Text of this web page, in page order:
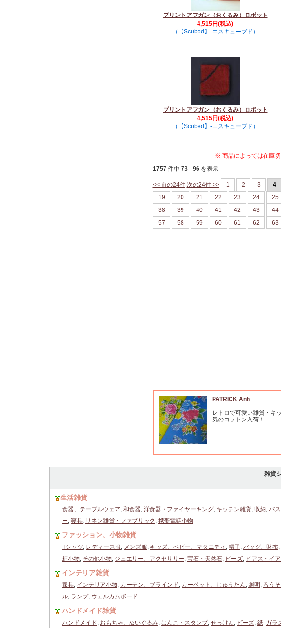
プリントアフガン（おくるみ）ロボット
4,515円(税込)
（【Scubed】-エスキューブド）
プリントアフガン（おくるみ）ロボット
4,515円(税込)
（【Scubed】-エスキューブド）
※ 商品によっては在庫切
1757件中 73- 96を表示
<< 前の24件 次の24件 >> 1 2 3 4
19
20 21 22 23 24 25
38
39 40 41 42 43 44
57
58 59 60 61 62 63
PATRICK Anh
レトロで可愛い雑貨・キ
気のコットン入荷！
雑貨
生活雑貨
食器、テーブルウェア, 和食器, 洋食器・ファイヤーキング, キッチン雑貨, 収納, バ
ー, 寝具, リネン雑貨・ファブリック , 携帯電話小物
ファッション、小物雑貨
Tシャツ, レディース服, メンズ服, キッズ、ベビー、マタニティ , 帽子, バッグ、財布,
粧小物, その他小物, ジュエリー、アクセサリー, 宝石・天然石, ビーズ, ピアス・イ
インテリア雑貨
家具, インテリア小物, カーテン、ブラインド, カーペット、じゅうたん, 照明 , ろう
ル, ランプ, ウェルカムボード
ハンドメイド雑貨
ハンドメイド, おもちゃ、ぬいぐるみ, はんこ・スタンプ, せっけん, ビーズ, 紙, ガラ